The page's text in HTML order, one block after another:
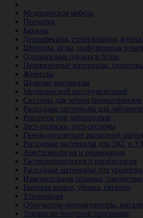
Медицинская мебель
Перчатки
Бахилы
Дезинфекция, стерилизация,
Шприцы, иглы, инфузионная
Одноразовые одежда и белье
Перевязочные материалы,
Журналы
Шовные материалы
Медицинский инструментарий
Системы для забора биоматериалов
Расходные материалы для
Реагенты для лабораторий
Тест-полоски, тест-системы
Гинекологические расходные
Расходные материалы для ЭКГ и
Анестезиология и реанимация
Гастроэнтерология и проктология
Расходные материалы для урологии
Измерительная техника,
Бытовая химия, уборка, гигиена
Утилизация
Облучатели-рециркуляторы,
Товары по бонусной программе